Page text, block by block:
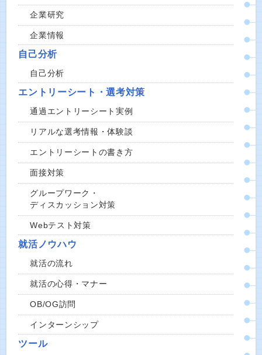
企業研究
企業情報
自己分析
自己分析
エントリーシート・選考対策
通過エントリーシート実例
リアルな選考情報・体験談
エントリーシートの書き方
面接対策
グループワーク・
ディスカッション対策
Webテスト対策
就活ノウハウ
就活の流れ
就活の心得・マナー
OB/OG訪問
インターンシップ
ツール